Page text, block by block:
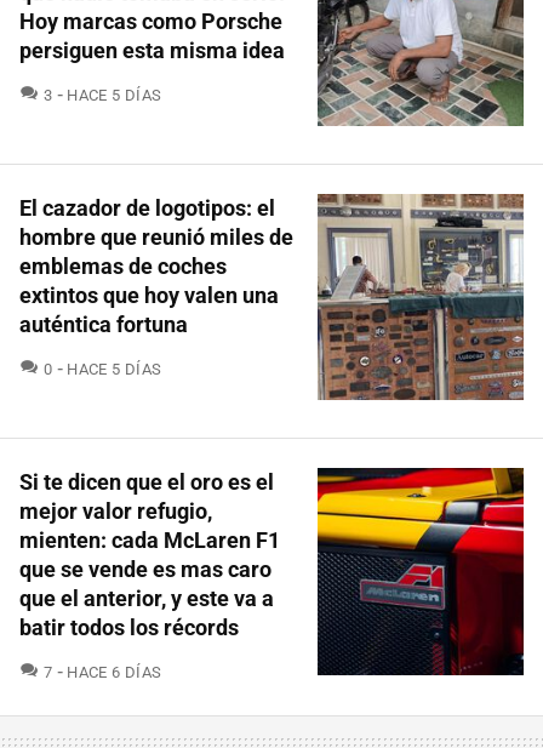
Hoy marcas como Porsche
persiguen esta misma idea
3 COMENTARIOS
HACE 5 DÍAS
El cazador de logotipos: el
hombre que reunió miles de
emblemas de coches
extintos que hoy valen una
auténtica fortuna
0 COMENTARIOS
HACE 5 DÍAS
Si te dicen que el oro es el
mejor valor refugio,
mienten: cada McLaren F1
que se vende es mas caro
que el anterior, y este va a
batir todos los récords
7 COMENTARIOS
HACE 6 DÍAS